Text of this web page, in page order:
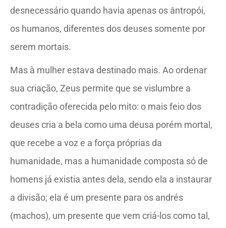
desnecessário quando havia apenas os ântropói,
os humanos, diferentes dos deuses somente por
serem mortais.
Mas à mulher estava destinado mais. Ao ordenar
sua criação, Zeus permite que se vislumbre a
contradição oferecida pelo mito: o mais feio dos
deuses cria a bela como uma deusa porém mortal,
que recebe a voz e a força próprias da
humanidade, mas a humanidade composta só de
homens já existia antes dela, sendo ela a instaurar
a divisão; ela é um presente para os andrés
(machos), um presente que vem criá-los como tal,